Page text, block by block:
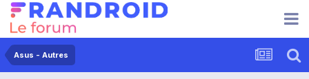
Asus - Autres